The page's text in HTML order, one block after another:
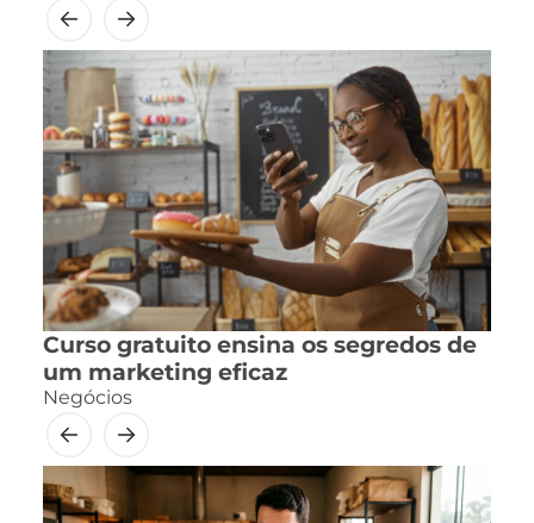
Curso gratuito ensina os segredos de
um marketing eficaz
Negócios